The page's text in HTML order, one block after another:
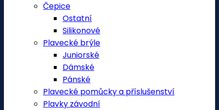
Čepice
Ostatní
Silikonové
Plavecké brýle
Juniorské
Dámské
Pánské
Plavecké pomůcky a příslušenství
Plavky závodní